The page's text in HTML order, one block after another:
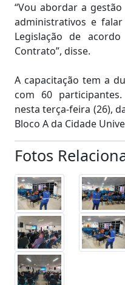
“Vou abordar a
administrativos e
Legislação de
Contrato”, disse.
A capacitação tem a
com 60
nesta terça-feira (26),
Bloco A da Cidade
Fotos